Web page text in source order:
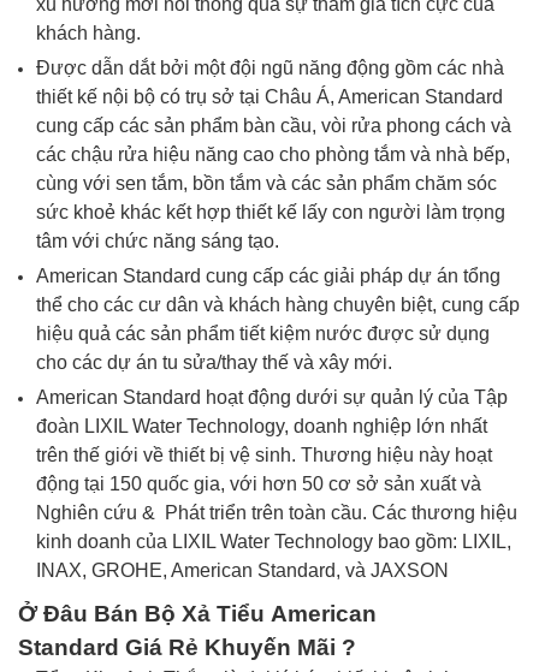
xu hướng mới nổi thông qua sự tham gia tích cực của
khách hàng.
Được dẫn dắt bởi một đội ngũ năng động gồm các nhà
thiết kế nội bộ có trụ sở tại Châu Á, American Standard
cung cấp các sản phẩm bàn cầu, vòi rửa phong cách và
các chậu rửa hiệu năng cao cho phòng tắm và nhà bếp,
cùng với sen tắm, bồn tắm và các sản phẩm chăm sóc
sức khoẻ khác kết hợp thiết kế lấy con người làm trọng
tâm với chức năng sáng tạo.
American Standard cung cấp các giải pháp dự án tổng
thể cho các cư dân và khách hàng chuyên biệt, cung cấp
hiệu quả các sản phẩm tiết kiệm nước được sử dụng
cho các dự án tu sửa/thay thế và xây mới.
American Standard hoạt động dưới sự quản lý của Tập
đoàn LIXIL Water Technology, doanh nghiệp lớn nhất
trên thế giới về thiết bị vệ sinh. Thương hiệu này hoạt
động tại 150 quốc gia, với hơn 50 cơ sở sản xuất và
Nghiên cứu & Phát triển trên toàn cầu. Các thương hiệu
kinh doanh của LIXIL Water Technology bao gồm: LIXIL,
INAX, GROHE, American Standard, và JAXSON
Ở Đâu Bán Bộ Xả Tiểu American
Standard Giá Rẻ Khuyến Mãi ?